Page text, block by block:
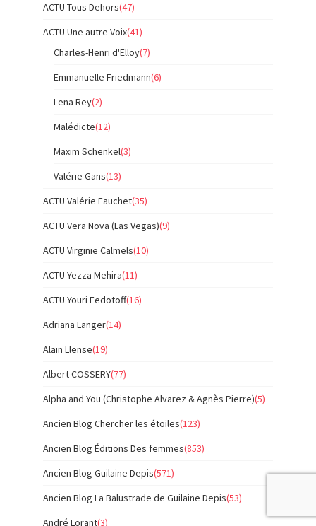
ACTU Tous Dehors(47)
ACTU Une autre Voix(41)
Charles-Henri d'Elloy(7)
Emmanuelle Friedmann(6)
Lena Rey(2)
Malédicte(12)
Maxim Schenkel(3)
Valérie Gans(13)
ACTU Valérie Fauchet(35)
ACTU Vera Nova (Las Vegas)(9)
ACTU Virginie Calmels(10)
ACTU Yezza Mehira(11)
ACTU Youri Fedotoff(16)
Adriana Langer(14)
Alain Llense(19)
Albert COSSERY(77)
Alpha and You (Christophe Alvarez & Agnès Pierre)(5)
Ancien Blog Chercher les étoiles(123)
Ancien Blog Éditions Des femmes(853)
Ancien Blog Guilaine Depis(571)
Ancien Blog La Balustrade de Guilaine Depis(53)
André Lorant(3)